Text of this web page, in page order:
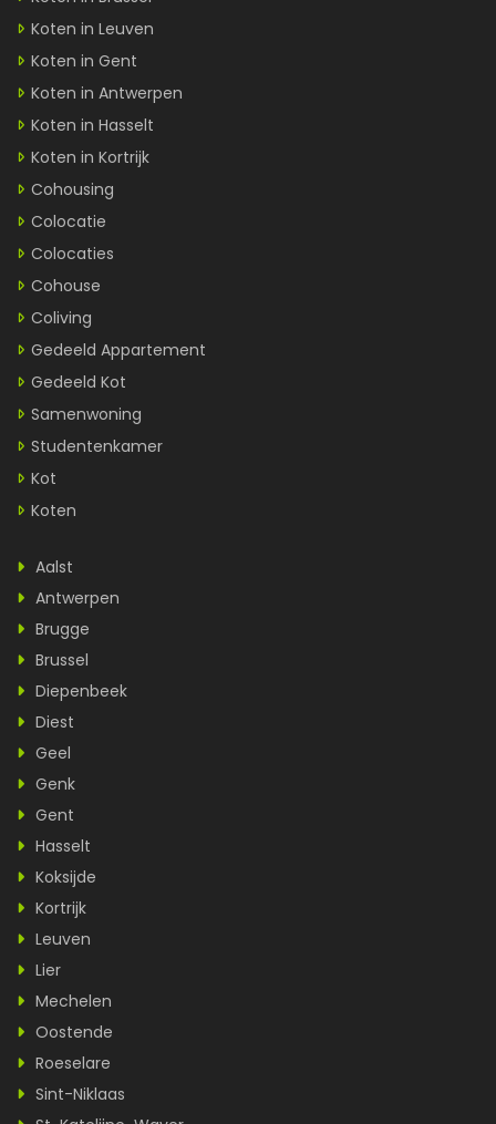
Koten in Leuven
Koten in Gent
Koten in Antwerpen
Koten in Hasselt
Koten in Kortrijk
Cohousing
Colocatie
Colocaties
Cohouse
Coliving
Gedeeld Appartement
Gedeeld Kot
Samenwoning
Studentenkamer
Kot
Koten
Aalst
Antwerpen
Brugge
Brussel
Diepenbeek
Diest
Geel
Genk
Gent
Hasselt
Koksijde
Kortrijk
Leuven
Lier
Mechelen
Oostende
Roeselare
Sint-Niklaas